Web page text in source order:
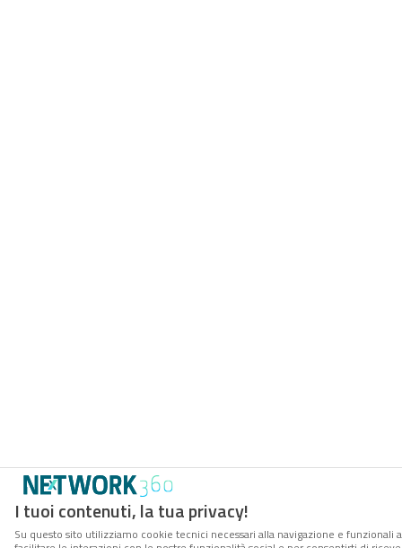
I tuoi contenuti, la tua privacy!
Su questo sito utilizziamo cookie tecnici necessari alla navigazione e